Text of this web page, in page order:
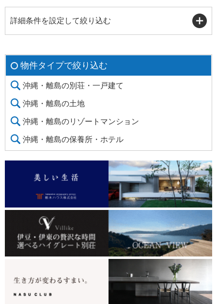
詳細条件を設定して絞り込む
物件タイプで絞り込む
沖縄・離島の別荘・一戸建て
沖縄・離島の土地
沖縄・離島のリゾートマンション
沖縄・離島の保養所・ホテル